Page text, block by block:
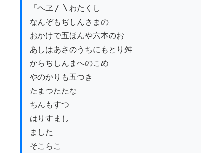
「ヘヱ〳〵わたくし
なんぞもぢしんさまの
おかけで五ほんや六本のお
あしはあさのうちにもとり舛
からぢしんまへのこめ
やのかりも五つき
たまつたたな
ちんもすつ
はりすまし
ました
そこらこゝ